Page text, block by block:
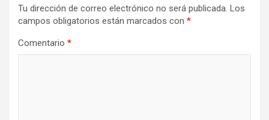
Tu dirección de correo electrónico no será publicada. Los
campos obligatorios están marcados con *
Comentario *